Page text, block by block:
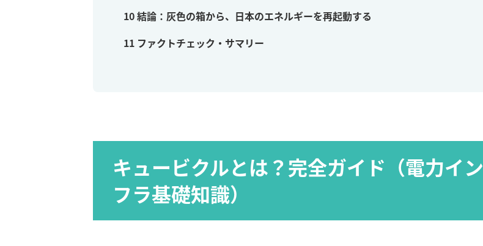
10結論：灰色の箱から、日本のエネルギーを再起動する
11 ファクトチェック・サマリー
キュービクルとは？完全ガイド（電力イン
フラ基礎知識）